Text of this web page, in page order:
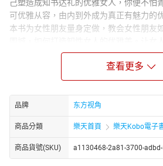
己塑造成知书达礼的优雅女人，你便不怕
可优雅从容，由内到外成为真正有魅力的
本书为女性朋友量身定做，教会女性朋友
活得更精彩，这才是每个女人提升修养的“
注女性发展和成长，文字以睿智、麻辣著
不乏温暖励志。以冷眼洞悉世情，以慧心
追捧。
查看更多
品牌 东方视角
商品分類 樂天首頁 樂天Kobo電子
商品貨號(SKU) a1130468-2a81-3700-